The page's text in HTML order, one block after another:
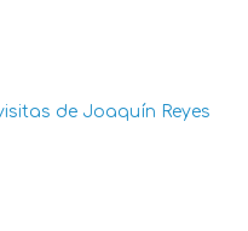
de Joaquín Reyes